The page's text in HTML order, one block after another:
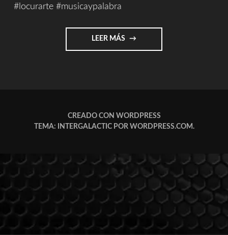
#locurarte #musicaypalabra
LEER MÁS "LOCURARTE
(SPOT)"
CREADO CON WORDPRESS
TEMA: INTERGALACTIC POR WORDPRESS.COM.